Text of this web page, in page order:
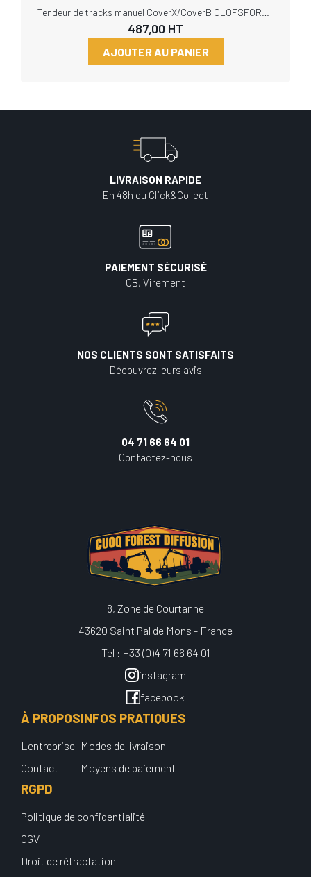
487,00 HT
AJOUTER AU PANIER
LIVRAISON RAPIDE
En 48h ou Click&Collect
PAIEMENT SÉCURISÉ
CB, Virement
NOS CLIENTS SONT SATISFAITS
Découvrez leurs avis
04 71 66 64 01
Contactez-nous
8, Zone de Courtanne
43620 Saint Pal de Mons - France
Tel : +33 (0)4 71 66 64 01
instagram
facebook
À PROPOS
L'entreprise
Contact
INFOS PRATIQUES
Modes de livraison
Moyens de paiement
RGPD
Politique de confidentialité
CGV
Droit de rétractation